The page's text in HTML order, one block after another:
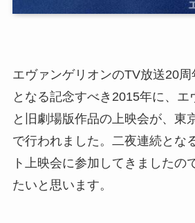
エヴァンゲリオンのTV放送20
となる記念すべき2015年に、エ
と旧劇場版作品の上映会が、東
で行われました。二夜連続とな
ト上映会に参加してきましたの
たいと思います。